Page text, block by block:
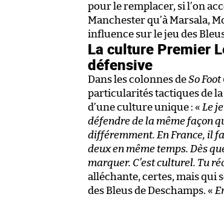
pour le remplacer, si l’on
Manchester qu’à Marsala,
influence sur le jeu des
La culture Premier
défensive
Dans les colonnes deSo Foot
particularités tactiques de
d’une culture unique : « Le
défendre de la même façon
différemment. En France, il
deux en même temps. Dès
marquer. C’est culturel. Tu
alléchante, certes, mais qui
des Bleus de Deschamps. «